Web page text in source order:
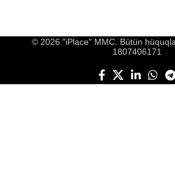
© 2026 "iPlace" MMC. Bütün
1807406171